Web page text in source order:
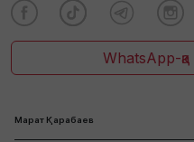
WhatsApp-
Марат Қарабаев